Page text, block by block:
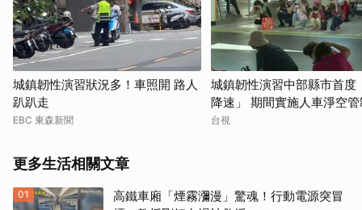
城鎮韌性演習狀況多！車照開 路人
趴趴走
EBC 東森新聞
城鎮韌性演習中部縣市首度
降速」 期間實施人車淨空
台視
更多生活相關文章
01
高鐵車廂「煙霧瀰漫」驚魂！行動電源突冒